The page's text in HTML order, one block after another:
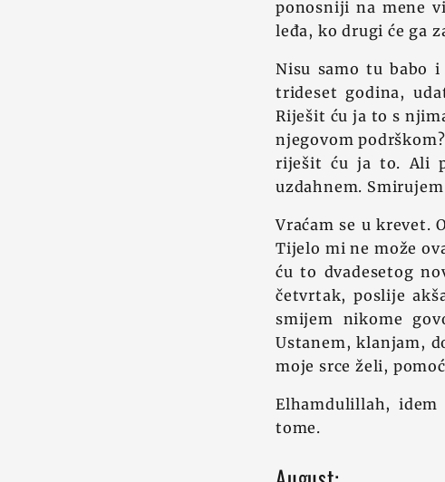
ponosniji na mene
leđa, ko drugi će ga
Nisu samo tu babo
trideset godina,
Riješit ću ja to s
njegovom
riješit ću ja to. Ali
uzdahnem.
Vraćam se u krevet.
Tijelo mi ne može
ću to dvadesetog
četvrtak, poslije
smijem nikome
Ustanem, klanjam,
moje srce želi,
Elhamdulillah,
tome.